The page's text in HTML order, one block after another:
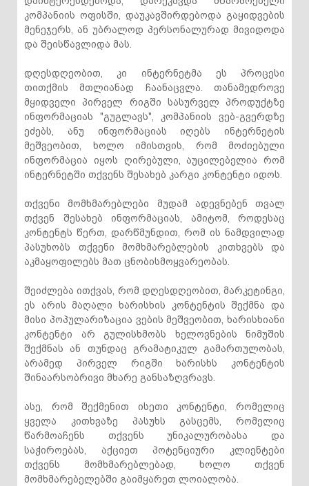
კომპანიის ოფისში, დაუკავშირდებოდა გაყიდვების
მენეჯერს, ან უბრალოდ პერსონალურად მივიდოდა
და შეისწავლიდა მას.
დღესდღეობით, კი ინტერნეტმა ეს პროცესი
თითქმის მთლიანად ჩაანაცვლა. თანამედროვე
მყიდველი პირველ რიგში სასურველ პროდუქტზე
ინფორმაციას "გუგლავს", კომპანიის ვებ-გვერდზე
ეძებს, ანუ ინფორმაციას იღებს ინტერნეტის
მეშვეობით, ხოლო იმისთვის, რომ მოძიებული
ინფორმაცია იყოს ღირებული, აუცილებელია რომ
ინტერნეტში თქვენს შესახებ კარგი კონტენტი იდოს.
თქვენი მომხმარებლები მუდამ ადევნებენ თვალ
თქვენ შესახებ ინფორმაციას, ამიტომ, როდესაც
კონტენტს წერთ, დარწმუნდით, რომ ის ნამდვილად
პასუხობს თქვენი მომხმარებლების კითხვებს და
აკმაყოფილებს მათ ცნობისმოყვარეობას.
შეიძლება ითქვას, რომ დღესდღეობით, მარკეტინგი,
ეს არის მაღალი ხარისხის კონტენტის შექმნა და
მისი პოპულარიზაცია ვების მეშვეობით, ხარისხიანი
კონტენტი არ გულისხმობს ხელოვნების ნიმუშის
შექმნას ან თუნდაც გრამატიკულ გამართულობას,
არამედ პირველ რიგში ხარისხს კონტენტის
შინაარსობრივი მხარე განსაზღვრავს.
ასე, რომ შექმენით ისეთი კონტენტი, რომელიც
ყველა კითხვაზე პასუხს გასცემს, რომელიც
წარმოაჩენს თქვენს უნიკალურობასა და
საჭიროებას, აქციეთ პოტენციური კლიენტები
თქვენს მომხმარებლებად, ხოლო თქვენ
მომხმარებელებში გაიმყარეთ ლოიალობა.